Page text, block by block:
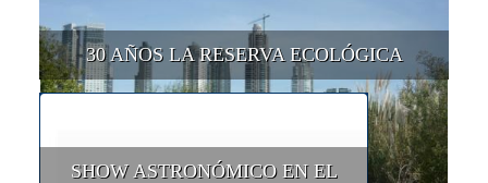
30 AÑOS LA RESERVA ECOLÓGICA
SHOW ASTRONÓMICO EN EL